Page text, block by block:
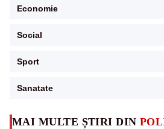
MAI MULTE ȘTIRI DIN
Economie
Social
Sport
Sanatate